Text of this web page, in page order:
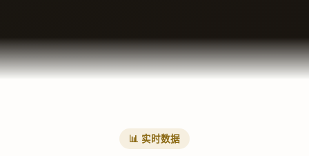
📊 实时数据